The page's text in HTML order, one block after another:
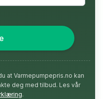
at Varmepumpepris.no kan
deg med tilbud. Les vår
.